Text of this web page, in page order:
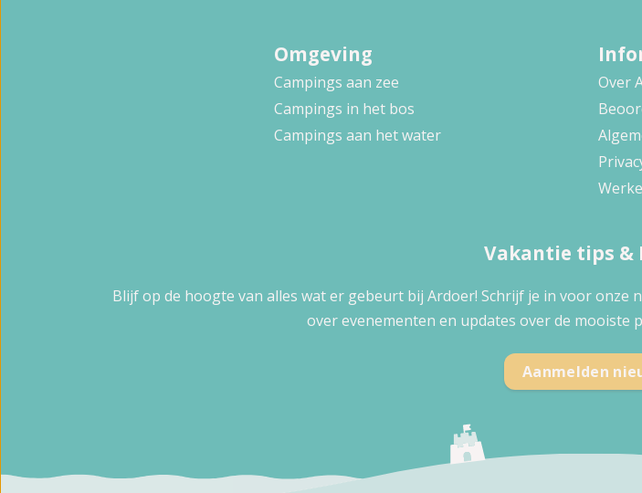
Omgeving
Campings aan zee
Campings in het bos
Campings aan het water
Over
Vakantie tips &
Blijf op de hoogte van alles wat er gebeurt bij Ardoer! Schrijf je in voor
over evenementen en updates over de mooiste
Aanmelden